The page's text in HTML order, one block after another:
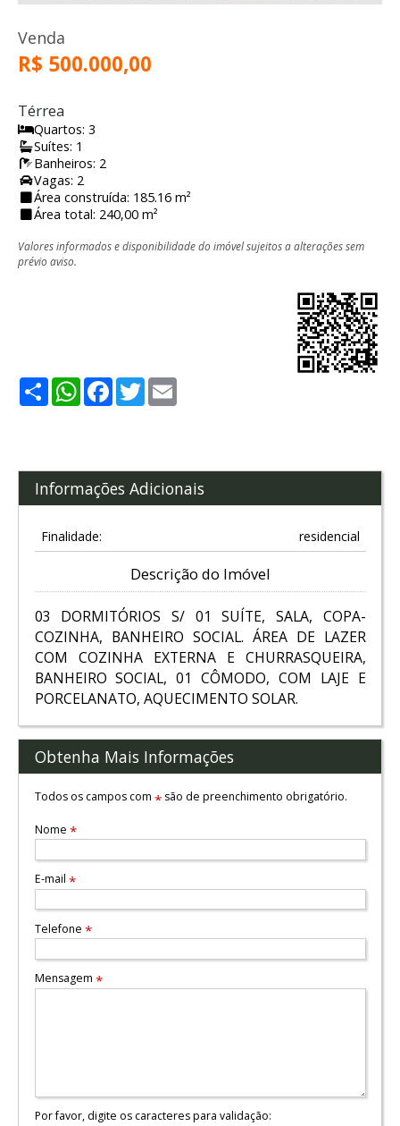
Venda
R$ 500.000,00
Térrea
Quartos: 3
Suítes: 1
Banheiros: 2
Vagas: 2
Área construída: 185.16 m²
Área total: 240,00 m²
Valores informados e disponibilidade do imóvel sujeitos a alterações sem
prévio aviso.
ShareWhatsApp
Facebook
Twitter
Informações Adicionais
Finalidade: residencial
Descrição do Imóvel
03 DORMITÓRIOS S/ 01 SUÍTE, SALA, COPA-
COZINHA, BANHEIRO SOCIAL. ÁREA DE LAZER
COM COZINHA EXTERNA E CHURRASQUEIRA,
BANHEIRO SOCIAL, 01 CÔMODO, COM LAJE E
PORCELANATO, AQUECIMENTO SOLAR.
Obtenha Mais Informações
Todos os campos com *são de preenchimento obrigatório.
Nome *
E-mail *
Telefone *
Mensagem *
Por favor, digite os caracteres para validação: